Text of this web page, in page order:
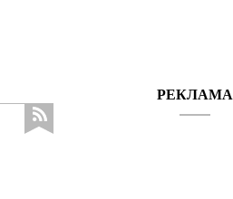
РЕКЛАМА